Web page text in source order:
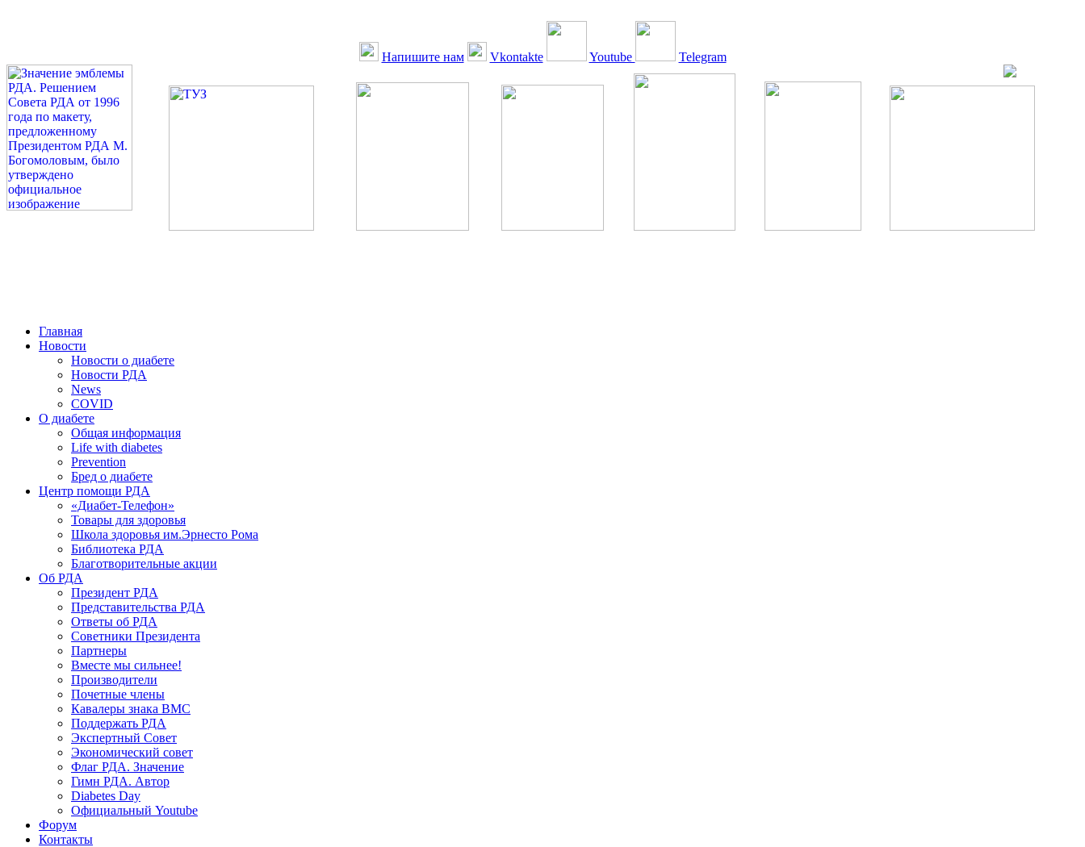
Напишите нам Vkontakte Youtube Telegram
Главная
Новости
Новости о диабете
Новости РДА
News
COVID
О диабете
Общая информация
Life with diabetes
Prevention
Бред о диабете
Центр помощи РДА
«Диабет-Телефон»
Товары для здоровья
Школа здоровья им.Эрнесто Рома
Библиотека РДА
Благотворительные акции
Об РДА
Президент РДА
Представительства РДА
Ответы об РДА
Советники Президента
Партнеры
Вместе мы сильнее!
Производители
Почетные члены
Кавалеры знака ВМС
Поддержать РДА
Экспертный Совет
Экономический совет
Флаг РДА. Значение
Гимн РДА. Автор
Diabetes Day
Официальный Youtube
Форум
Контакты